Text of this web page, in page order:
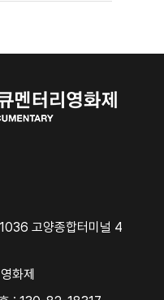
고양종합터미널 4
화제